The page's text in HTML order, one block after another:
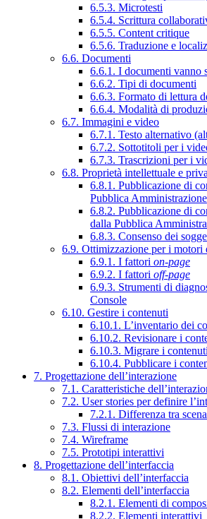
6.5.3. Microtesti
6.5.4. Scrittura
6.5.5. Content critique
6.5.6. Traduzione e
6.6. Documenti
6.6.1. I documenti vanno
6.6.2. Tipi di documenti
6.6.3. Formato di lettura
6.6.4. Modalità di
6.7. Immagini e video
6.7.1. Testo alternativo
6.7.2. Sottotitoli per i
6.7.3. Trascrizioni per i
6.8. Proprietà intellettuale e
6.8.1. Pubblicazione di
Pubblica Amministrazione
6.8.2. Pubblicazione di
dalla Pubblica
6.8.3. Consenso dei
6.9. Ottimizzazione per i motori
6.9.1. I fattori on-page
6.9.2. I fattori off-page
6.9.3. Strumenti di
Console
6.10. Gestire i contenuti
6.10.1. L’inventario dei
6.10.2. Revisionare i
6.10.3. Migrare i contenuti
6.10.4. Pubblicare i
7. Progettazione dell’interazione
7.1. Caratteristiche
7.2. User stories per definire
7.2.1. Differenza tra
7.3. Flussi di interazione
7.4. Wireframe
7.5. Prototipi interattivi
8. Progettazione dell’interfaccia
8.1. Obiettivi dell’interfaccia
8.2. Elementi dell’interfaccia
8.2.1. Elementi di
8.2.2. Elementi interattivi